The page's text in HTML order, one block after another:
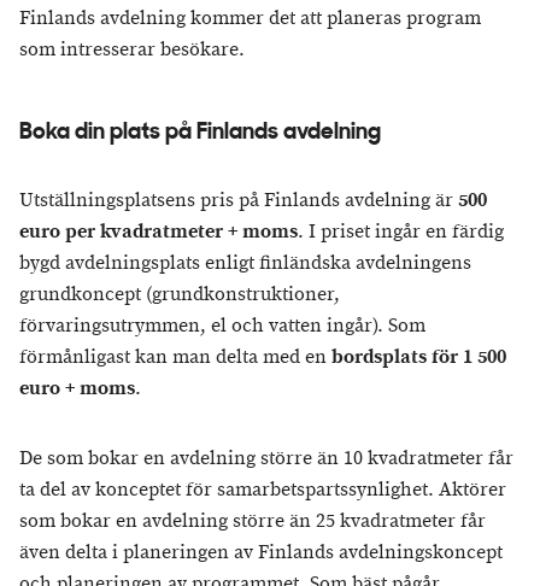
Finlands avdelning kommer det att planeras program
som intresserar besökare.
Boka din plats på Finlands avdelning
Utställningsplatsens pris på Finlands avdelning är500
euro per kvadratmeter + moms. I priset ingår en färdig
bygd avdelningsplats enligt finländska avdelningens
grundkoncept (grundkonstruktioner,
förvaringsutrymmen, el och vatten ingår). Som
förmånligast kan man delta med enbordsplats för 1 500
euro + moms.
De som bokar en avdelning större än 10 kvadratmeter får
ta del av konceptet för samarbetspartssynlighet. Aktörer
som bokar en avdelning större än 25 kvadratmeter får
även delta i planeringen av Finlands avdelningskoncept